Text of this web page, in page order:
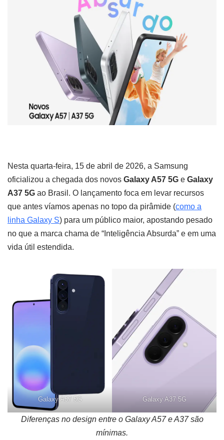
Nesta quarta-feira, 15 de abril de 2026, a Samsung
oficializou a chegada dos novos Galaxy A57 5G e Galaxy
A37 5G ao Brasil. O lançamento foca em levar recursos
que antes víamos apenas no topo da pirâmide (como a
linha Galaxy S) para um público maior, apostando pesado
no que a marca chama de “Inteligência Absurda” e em uma
vida útil estendida.
Galaxy A57 5G Galaxy A37 5G
Diferenças no design entre o Galaxy A57 e A37 são
mínimas.